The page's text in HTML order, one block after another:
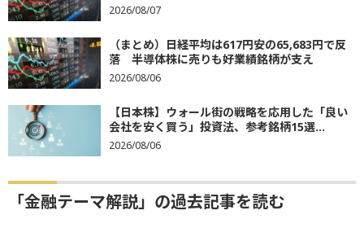
2026/08/07
（まとめ）日経平均は617円安の65,683円で反
落 半導体株に売りも好業績銘柄が支え
2026/08/06
【日本株】ウォール街の戦略を応用した「良い
会社を安く買う」投資法、参考銘柄15選...
2026/08/06
「金融テーマ解説」の過去記事を読む